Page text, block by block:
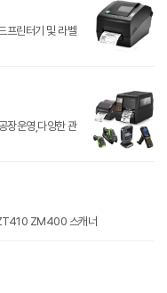
프린터기 및 라벨
장운영,다양한 관
제브라 ZT410 ZM400 스캐너